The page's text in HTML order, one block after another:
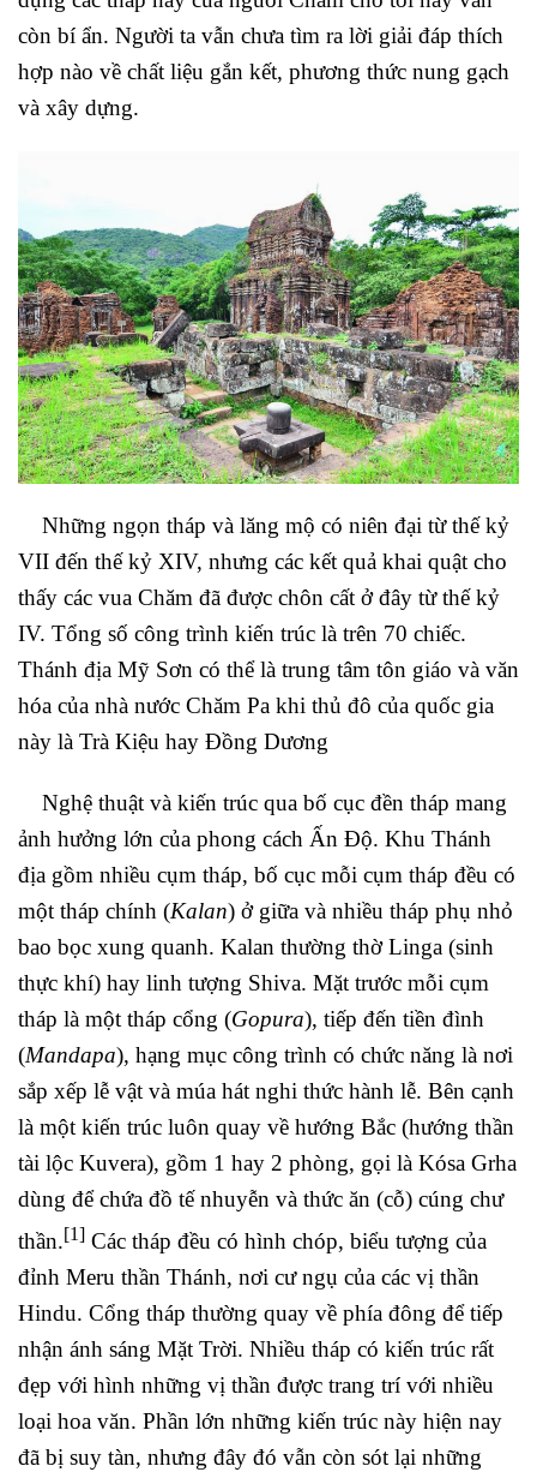
còn bí ẩn. Người ta vẫn chưa tìm ra lời giải đáp thích
hợp nào về chất liệu gắn kết, phương thức nung gạch
và xây dựng.
Những ngọn tháp và lăng mộ có niên đại từ thế kỷ
VII đến thế kỷ XIV, nhưng các kết quả khai quật cho
thấy các vua Chăm đã được chôn cất ở đây từ thế kỷ
IV. Tổng số công trình kiến trúc là trên 70 chiếc.
Thánh địa Mỹ Sơn có thể là trung tâm tôn giáo và văn
hóa của nhà nước Chăm Pa khi thủ đô của quốc gia
này là Trà Kiệu hay Đồng Dương
Nghệ thuật và kiến trúc qua bố cục đền tháp mang
ảnh hưởng lớn của phong cách Ấn Độ. Khu Thánh
địa gồm nhiều cụm tháp, bố cục mỗi cụm tháp đều có
một tháp chính (Kalan) ở giữa và nhiều tháp phụ nhỏ
bao bọc xung quanh. Kalan thường thờ Linga (sinh
thực khí) hay linh tượng Shiva. Mặt trước mỗi cụm
tháp là một tháp cổng (Gopura), tiếp đến tiền đình
(Mandapa), hạng mục công trình có chức năng là nơi
sắp xếp lễ vật và múa hát nghi thức hành lễ. Bên cạnh
là một kiến trúc luôn quay về hướng Bắc (hướng thần
tài lộc Kuvera), gồm 1 hay 2 phòng, gọi là Kósa Grha
dùng để chứa đồ tế nhuyễn và thức ăn (cỗ) cúng chư
thần.[1] Các tháp đều có hình chóp, biểu tượng của
đỉnh Meru thần Thánh, nơi cư ngụ của các vị thần
Hindu. Cổng tháp thường quay về phía đông để tiếp
nhận ánh sáng Mặt Trời. Nhiều tháp có kiến trúc rất
đẹp với hình những vị thần được trang trí với nhiều
loại hoa văn. Phần lớn những kiến trúc này hiện nay
đã bị suy tàn, nhưng đây đó vẫn còn sót lại những